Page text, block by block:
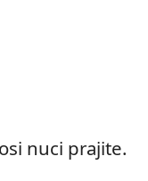
nuci prajite.